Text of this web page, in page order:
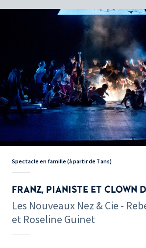
Spectacle en famille (à partir de 7 ans)
FRANZ, PIANISTE ET CLOWN
Les Nouveaux Nez & Cie -
et Roseline Guinet